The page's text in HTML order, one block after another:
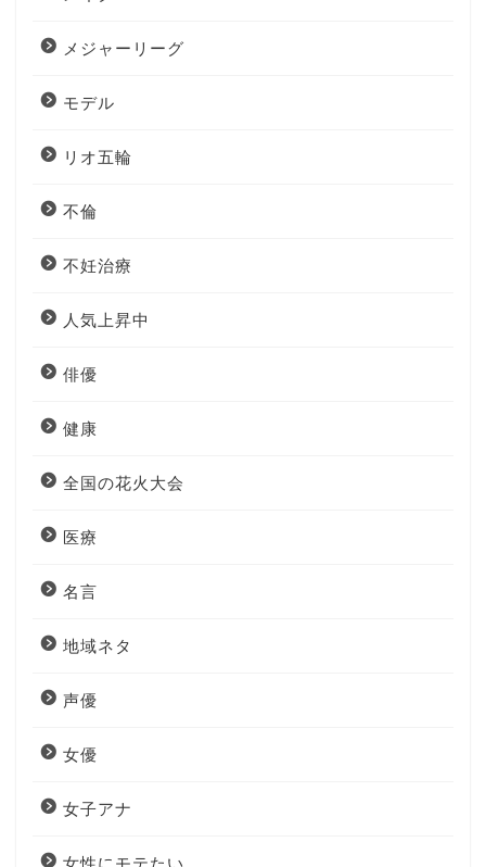
メジャーリーグ
モデル
リオ五輪
不倫
不妊治療
人気上昇中
俳優
健康
全国の花火大会
医療
名言
地域ネタ
声優
女優
女子アナ
女性にモテたい